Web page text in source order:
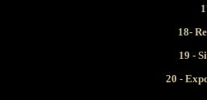
18-
19 -
20 -